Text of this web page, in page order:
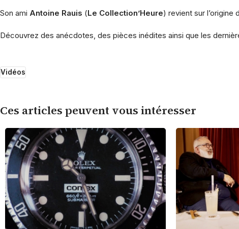
Son ami Antoine Rauis (Le Collection’Heure) revient sur
Découvrez des anécdotes, des pièces inédites ainsi que les
Vidéos
Ces articles peuvent vous intéresser